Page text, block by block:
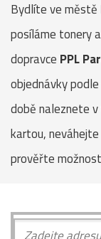
Bydlíte ve městě
posíláme tonery
dopravce PPL
objednávky
době naleznete
kartou,
prověřte